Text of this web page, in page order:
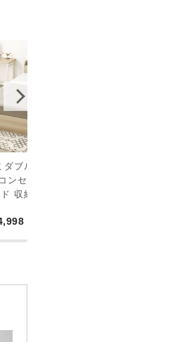
ダブル・大容量収
ンセント機能付き
収納左右組み換え